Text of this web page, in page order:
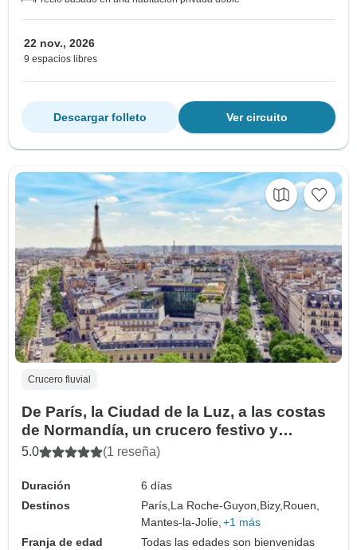
22 nov., 2026
9 espacios libres
Ver circuito
Descargar folleto
Crucero fluvial
De París, la Ciudad de la Luz, a las costas
de Normandía, un crucero festivo y
gastronómico por el Sena a bordo de un
puerto a puerto)
5.0 (1 reseña)
Duración
6 días
Destinos
París,La Roche-Guyon,Bizy,Rouen,
Mantes-la-Jolie, +1 más
Franja de edad
Todas las edades son bienvenidas